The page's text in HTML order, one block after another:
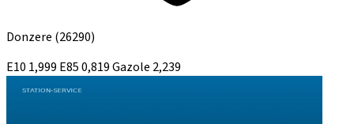
Donzere (26290)
E10 1,999 E850,819Gazole 2,239